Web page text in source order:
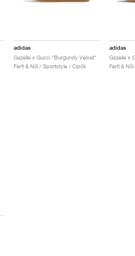
adidas
Gazelle x Gucci "Burgundy Velvet"
Férfi & Női / Sportstyle / Cipők
adidas
Gazelle x
Férfi &